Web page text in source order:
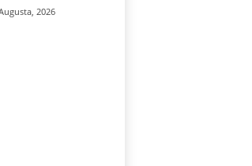
2026